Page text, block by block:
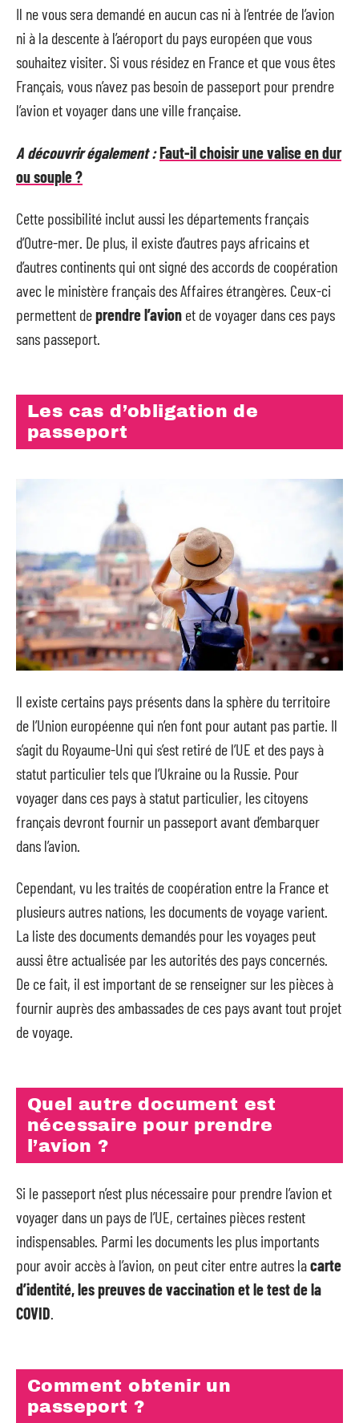
Il ne vous sera demandé en aucun cas ni à l’entrée de l’avion
ni à la descente à l’aéroport du pays européen que vous
souhaitez visiter. Si vous résidez en France et que vous êtes
Français, vous n’avez pas besoin de passeport pour prendre
l’avion et voyager dans une ville française.
A découvrir également :Faut-il choisir une valise en dur
ou souple ?
Cette possibilité inclut aussi les départements français
d’Outre-mer. De plus, il existe d’autres pays africains et
d’autres continents qui ont signé des accords de coopération
avec le ministère français des Affaires étrangères. Ceux-ci
permettent deprendre l’avion et de voyager dans ces pays
sans passeport.
Les cas d’obligation de
passeport
Il existe certains pays présents dans la sphère du territoire
de l’Union européenne qui n’en font pour autant pas partie. Il
s’agit du Royaume-Uni qui s’est retiré de l’UE et des pays à
statut particulier tels que l’Ukraine ou la Russie. Pour
voyager dans ces pays à statut particulier, les citoyens
français devront fournir un passeport avant d’embarquer
dans l’avion.
Cependant, vu les traités de coopération entre la France et
plusieurs autres nations, les documents de voyage varient.
La liste des documents demandés pour les voyages peut
aussi être actualisée par les autorités des pays concernés.
De ce fait, il est important de se renseigner sur les pièces à
fournir auprès des ambassades de ces pays avant tout projet
de voyage.
Quel autre document est
nécessaire pour prendre
l’avion ?
Si le passeport n’est plus nécessaire pour prendre l’avion et
voyager dans un pays de l’UE, certaines pièces restent
indispensables. Parmi les documents les plus importants
pour avoir accès à l’avion, on peut citer entre autres lacarte
d’identité, les preuves de vaccination et le test de la
COVID.
Comment obtenir un
passeport ?